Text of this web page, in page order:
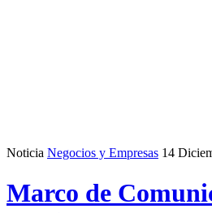
Noticia Negocios y Empresas 14
Marco de